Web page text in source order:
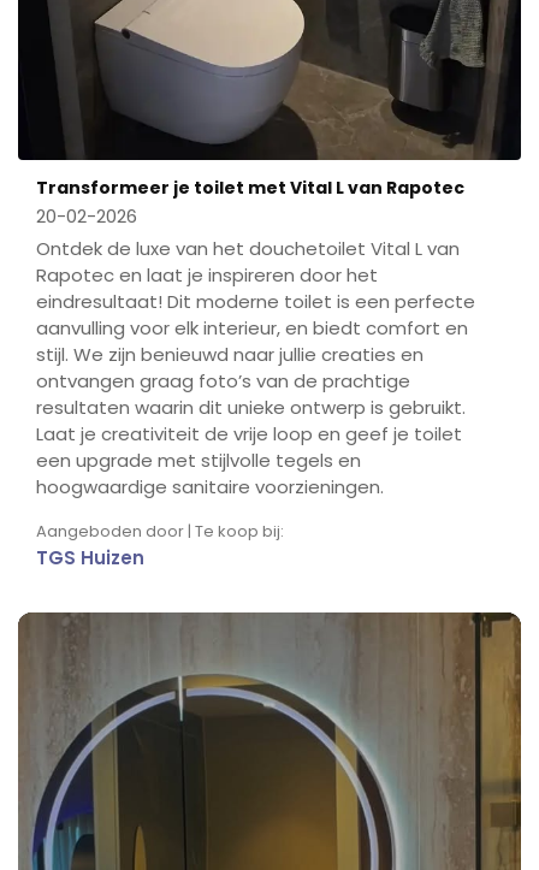
Transformeer je toilet met Vital L van Rapotec
20-02-2026
Ontdek de luxe van het douchetoilet Vital L van
Rapotec en laat je inspireren door het
eindresultaat! Dit moderne toilet is een perfecte
aanvulling voor elk interieur, en biedt comfort en
stijl. We zijn benieuwd naar jullie creaties en
ontvangen graag foto’s van de prachtige
resultaten waarin dit unieke ontwerp is gebruikt.
Laat je creativiteit de vrije loop en geef je toilet
een upgrade met stijlvolle tegels en
hoogwaardige sanitaire voorzieningen.
Aangeboden door | Te koop bij:
TGS Huizen